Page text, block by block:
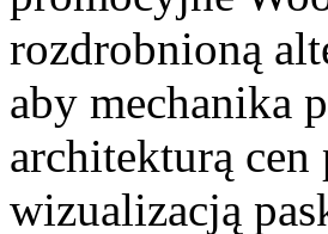
rozdrobnioną
aby mechanika
architekturą cen
wizualizacją